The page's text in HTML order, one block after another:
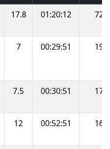
17.8 01:20:12 72.
7 00:29:51 19.
7.5 00:30:51 17.
12 00:52:51 16.